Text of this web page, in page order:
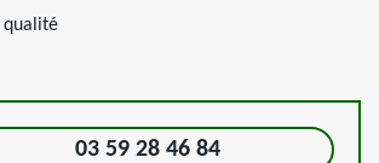
qualité
03 59 28 46 84